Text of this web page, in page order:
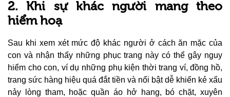
2. Khi sự khác người mang theo
hiểm hoạ
Sau khi xem xét mức độ khác người ở cách ăn mặc của
con và nhận thấy những phục trang này có thể gây nguy
hiểm cho con, ví dụ những phụ kiện thời trang ví, đồng hồ,
trang sức hàng hiệu quá đắt tiền và nổi bật dễ khiến kẻ xấu
nảy lòng tham, hoặc quần áo hở hang, bó chặt, xuyên